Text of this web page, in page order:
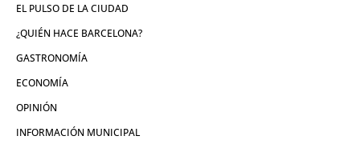
EL PULSO DE LA CIUDAD
¿QUIÉN HACE BARCELONA?
GASTRONOMÍA
ECONOMÍA
OPINIÓN
INFORMACIÓN MUNICIPAL